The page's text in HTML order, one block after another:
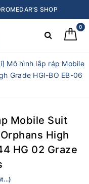
SHOP
0
Mô hình lắp ráp Mobile
Grade HGI-BO EB-06
Mobile Suit
High
HG 02 Graze